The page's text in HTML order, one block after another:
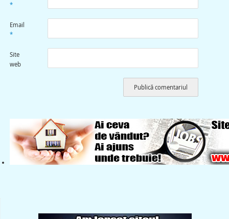
*
Email
*
Site
web